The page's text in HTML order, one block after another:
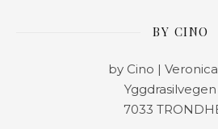
BY CINO
by Cino |
7033